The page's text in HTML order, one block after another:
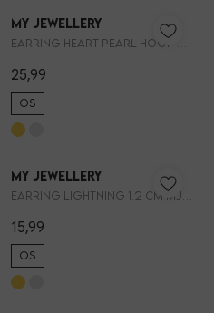
1 /2
My Jewellery
25,99
OS
1 /1
My Jewellery
15,99
OS